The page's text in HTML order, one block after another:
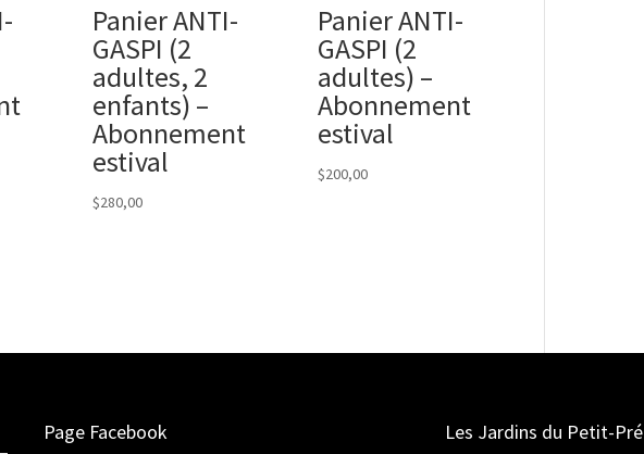
Panier ANTI-
GASPI (2
adultes, 2
enfants) –
Abonnement
estival
$280,00
Panier ANTI-
GASPI (2
adultes) –
Abonnement
estival
$200,00
Page Facebook Les Jardins du Petit-Pré